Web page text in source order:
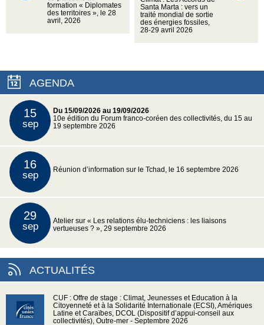
formation « Diplomates
des territoires », le 28
avril, 2026
Santa Marta : vers un
traité mondial de sortie
des énergies fossiles,
28-29 avril 2026
AGENDA
15
sep
Du 15/09/2026 au 19/09/2026
10e édition du Forum franco-coréen des collectivités, du 15 au
19 septembre 2026
16
sep Réunion d’information sur le Tchad, le 16 septembre 2026
29
sep
Atelier sur « Les relations élu-techniciens : les liaisons
vertueuses ? », 29 septembre 2026
ACTUALITÉS
CUF : Offre de stage : Climat, Jeunesses et Education à la
Citoyenneté et à la Solidarité Internationale (ECSI), Amériques
Latine et Caraïbes, DCOL (Dispositif d’appui-conseil aux
collectivités), Outre-mer - Septembre 2026